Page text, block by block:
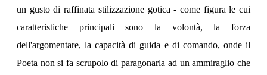
un gusto di raffinata stilizzazione gotica - come figura le cui
caratteristiche principali sono la volontà, la forza
dell'argomentare, la capacità di guida e di comando, onde il
Poeta non si fa scrupolo di paragonarla ad un ammiraglio che